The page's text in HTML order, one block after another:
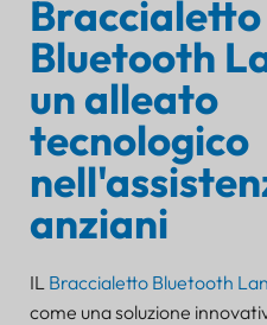
Braccialetto
Bluetooth
un alleato
tecnologico
anziani
IL Braccialetto Bluetooth
come una soluzione